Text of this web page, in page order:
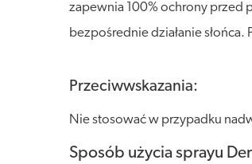
zapewnia 100% ochrony przed
bezpośrednie działanie
Przeciwwskazania:
Nie stosować w przypadku
Sposób użycia sprayu